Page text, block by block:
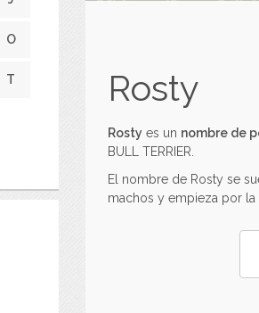
O
T Rosty
Rosty es un nombre de
BULL TERRIER.
El nombre de Rosty se
machos y empieza por la